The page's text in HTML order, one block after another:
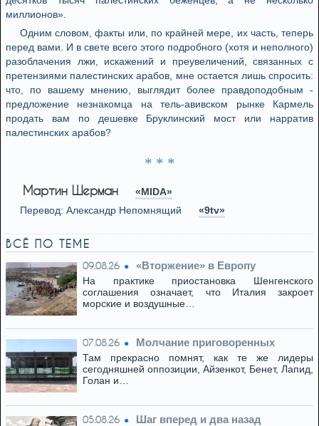
миллионов».
Одним словом, факты или, по крайней мере, их часть, теперь
перед вами. И в свете всего этого подробного (хотя и неполного)
разоблачения лжи, искажений и преувеличений, связанных с
претензиями палестинских арабов, мне остается лишь спросить:
что, по вашему мнению, выглядит более правдоподобным -
предложение незнакомца на тель-авивском рынке Кармель
продать вам по дешевке Бруклинский мост или нарратив
палестинских арабов?
* * *
Мартин Шерман
«MIDA»
Перевод: Александр Непомнящий
«9tv»
ВСЁ ПО ТЕМЕ
09.08.26 «Вторжение» в Европу
На практике приостановка Шенгенского
соглашения означает, что Италия закроет
морские и воздушные…
07.08.26 Молчание приговоренных
Там прекрасно помнят, как те же лидеры
сегодняшней оппозиции, Айзенкот, Бенет, Лапид,
Голан и…
05.08.26 Шаг вперед и два назад